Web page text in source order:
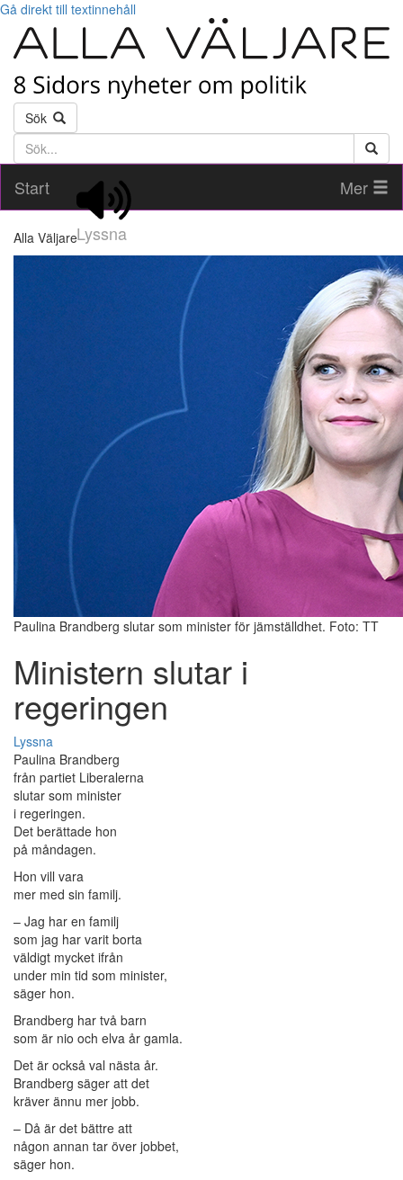
Gå direkt till textinnehåll
Sök
Söktext
Start
Lyssna
Mer
Alla Väljare
Paulina Brandberg slutar som minister för jämställdhet. Foto: TT
Ministern slutar i
regeringen
Lyssna
Paulina Brandberg
från partiet Liberalerna
slutar som minister
i regeringen.
Det berättade hon
på måndagen.
Hon vill vara
mer med sin familj.
– Jag har en familj
som jag har varit borta
väldigt mycket ifrån
under min tid som minister,
säger hon.
Brandberg har två barn
som är nio och elva år gamla.
Det är också val nästa år.
Brandberg säger att det
kräver ännu mer jobb.
– Då är det bättre att
någon annan tar över jobbet,
säger hon.